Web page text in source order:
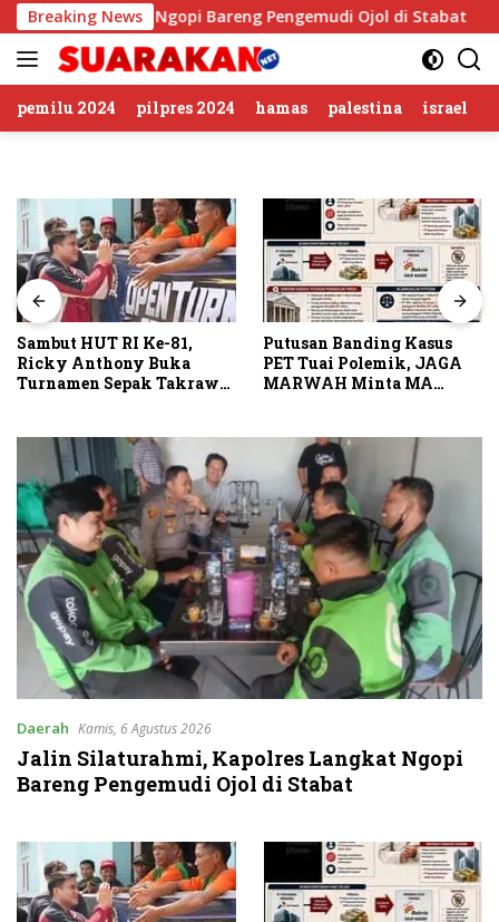
Langsung
ke
konten
Breaking News
Langkat Ngopi Bareng Pengemudi Ojol di Stabat
pemilu 2024 pilpres 2024 hamas palestina israel
Sambut HUT RI Ke-81,
Ricky Anthony Buka
Turnamen Sepak Takraw
Putusan Banding Kasus
PET Tuai Polemik, JAGA
MARWAH Minta MA
Daerah Kamis, 6 Agustus 2026
Jalin Silaturahmi, Kapolres Langkat Ngopi
Bareng Pengemudi Ojol di Stabat